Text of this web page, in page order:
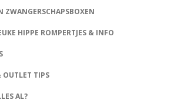
ZWANGERSCHAPSBOXEN
HIPPE ROMPERTJES & INFO
OUTLET TIPS
AL?